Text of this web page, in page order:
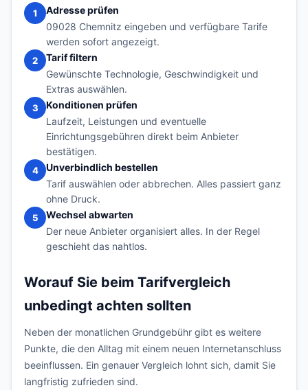
1
Adresse prüfen
09028 Chemnitz eingeben und verfügbare Tarife
werden sofort angezeigt.
2
Tarif filtern
Gewünschte Technologie, Geschwindigkeit und
Extras auswählen.
3
Konditionen prüfen
Laufzeit, Leistungen und eventuelle
Einrichtungsgebühren direkt beim Anbieter
bestätigen.
4
Unverbindlich bestellen
Tarif auswählen oder abbrechen. Alles passiert ganz
ohne Druck.
5
Wechsel abwarten
Der neue Anbieter organisiert alles. In der Regel
geschieht das nahtlos.
Worauf Sie beim Tarifvergleich
unbedingt achten sollten
Neben der monatlichen Grundgebühr gibt es weitere
Punkte, die den Alltag mit einem neuen Internetanschluss
beeinflussen. Ein genauer Vergleich lohnt sich, damit Sie
langfristig zufrieden sind.